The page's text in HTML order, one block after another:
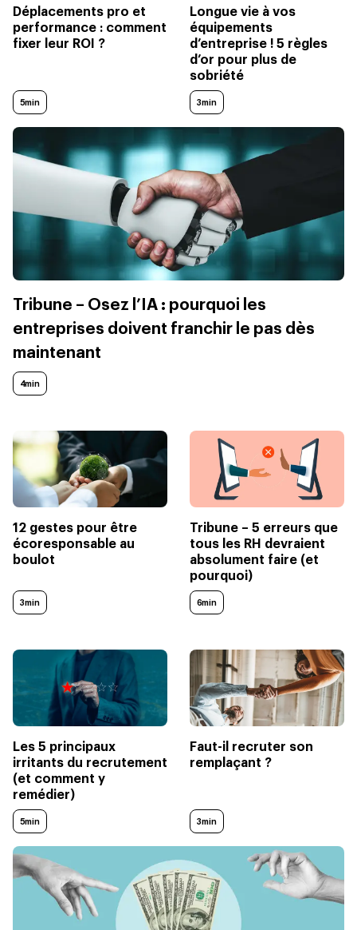
Déplacements pro et
performance : comment
fixer leur ROI ?
5min
Longue vie à vos
équipements
d’entreprise ! 5 règles
d’or pour plus de
sobriété
3min
Tribune – Osez l’IA : pourquoi les
entreprises doivent franchir le pas dès
maintenant
4min
12 gestes pour être
écoresponsable au
boulot
3min
Tribune – 5 erreurs que
tous les RH devraient
absolument faire (et
pourquoi)
6min
Les 5 principaux
irritants du recrutement
(et comment y
remédier)
5min
Faut-il recruter son
remplaçant ?
3min